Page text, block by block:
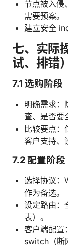
节点被入侵
需要预案。
建立安全
七、实际
试、排错）
7.1 选购阶段
明确需求：
查、是否要
比较要点：
客户支持、
7.2 配置阶段
选择协议：
作为备选。
设定路由：
表）。
客户端配置
switch（断